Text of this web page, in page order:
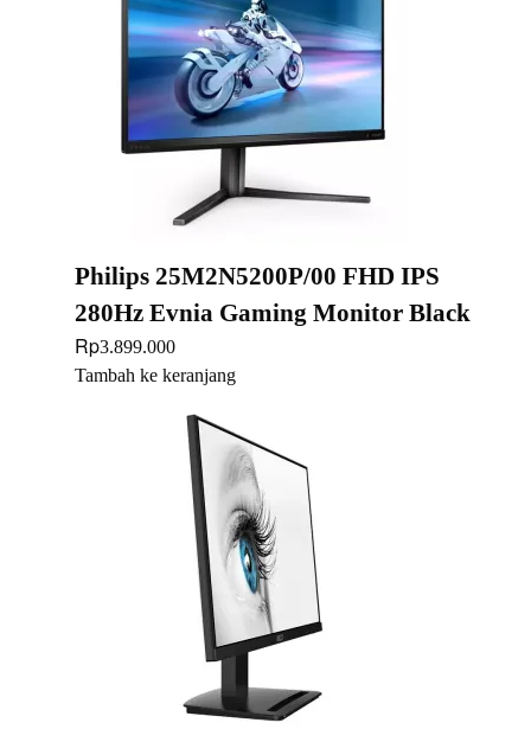
Philips 25M2N5200P/00 FHD IPS
280Hz Evnia Gaming Monitor Black
Rp3.899.000
Tambah ke keranjang